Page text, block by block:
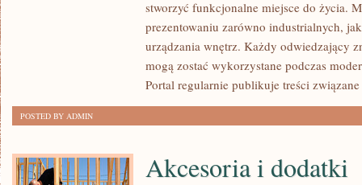
stworzyć funkcjonalne miejsce do życia.
prezentowaniu zarówno industrialnych,
urządzania wnętrz. Każdy odwiedzający
mogą zostać wykorzystane podczas
Portal regularnie publikuje treści
POSTED BY ADMIN
Akcesoria i dodatki